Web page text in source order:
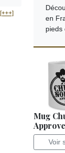
[+++]
en
pieds
Mug
Voir